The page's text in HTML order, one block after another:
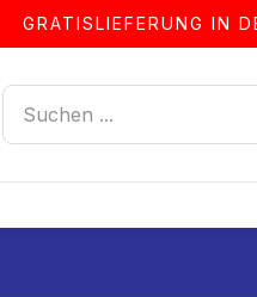
GRATISLIEFERUNG IN